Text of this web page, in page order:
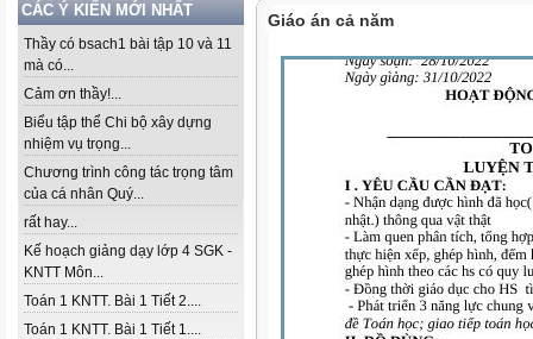
CÁC Ý KIẾN MỚI NHẤT
Thầy có bsach1 bài tập 10 và 11
mà có...
Cảm ơn thầy!...
Biểu tập thể Chi bộ xây dựng
nhiệm vụ trọng...
Chương trình công tác trọng tâm
của cá nhân Quý...
rất hay...
Kế hoạch giảng dạy lớp 4 SGK -
KNTT Môn...
Toán 1 KNTT. Bài 1 Tiết 2....
Toán 1 KNTT. Bài 1 Tiết 1....
Giáo án cả năm